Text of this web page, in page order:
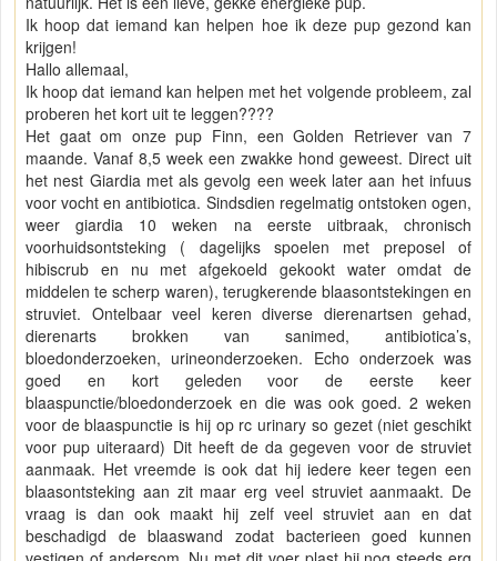
Ik hoop dat iemand kan helpen hoe ik deze pup gezond kan
krijgen!
Hallo allemaal,
Ik hoop dat iemand kan helpen met het volgende probleem, zal
proberen het kort uit te leggen????
Het gaat om onze pup Finn, een Golden Retriever van 7
maande. Vanaf 8,5 week een zwakke hond geweest. Direct uit
het nest Giardia met als gevolg een week later aan het infuus
voor vocht en antibiotica. Sindsdien regelmatig ontstoken ogen,
weer giardia 10 weken na eerste uitbraak, chronisch
voorhuidsontsteking ( dagelijks spoelen met preposel of
hibiscrub en nu met afgekoeld gekookt water omdat de
middelen te scherp waren), terugkerende blaasontstekingen en
struviet. Ontelbaar veel keren diverse dierenartsen gehad,
dierenarts brokken van sanimed, antibiotica’s,
bloedonderzoeken, urineonderzoeken. Echo onderzoek was
goed en kort geleden voor de eerste keer
blaaspunctie/bloedonderzoek en die was ook goed. 2 weken
voor de blaaspunctie is hij op rc urinary so gezet (niet geschikt
voor pup uiteraard) Dit heeft de da gegeven voor de struviet
aanmaak. Het vreemde is ook dat hij iedere keer tegen een
blaasontsteking aan zit maar erg veel struviet aanmaakt. De
vraag is dan ook maakt hij zelf veel struviet aan en dat
beschadigd de blaaswand zodat bacterieen goed kunnen